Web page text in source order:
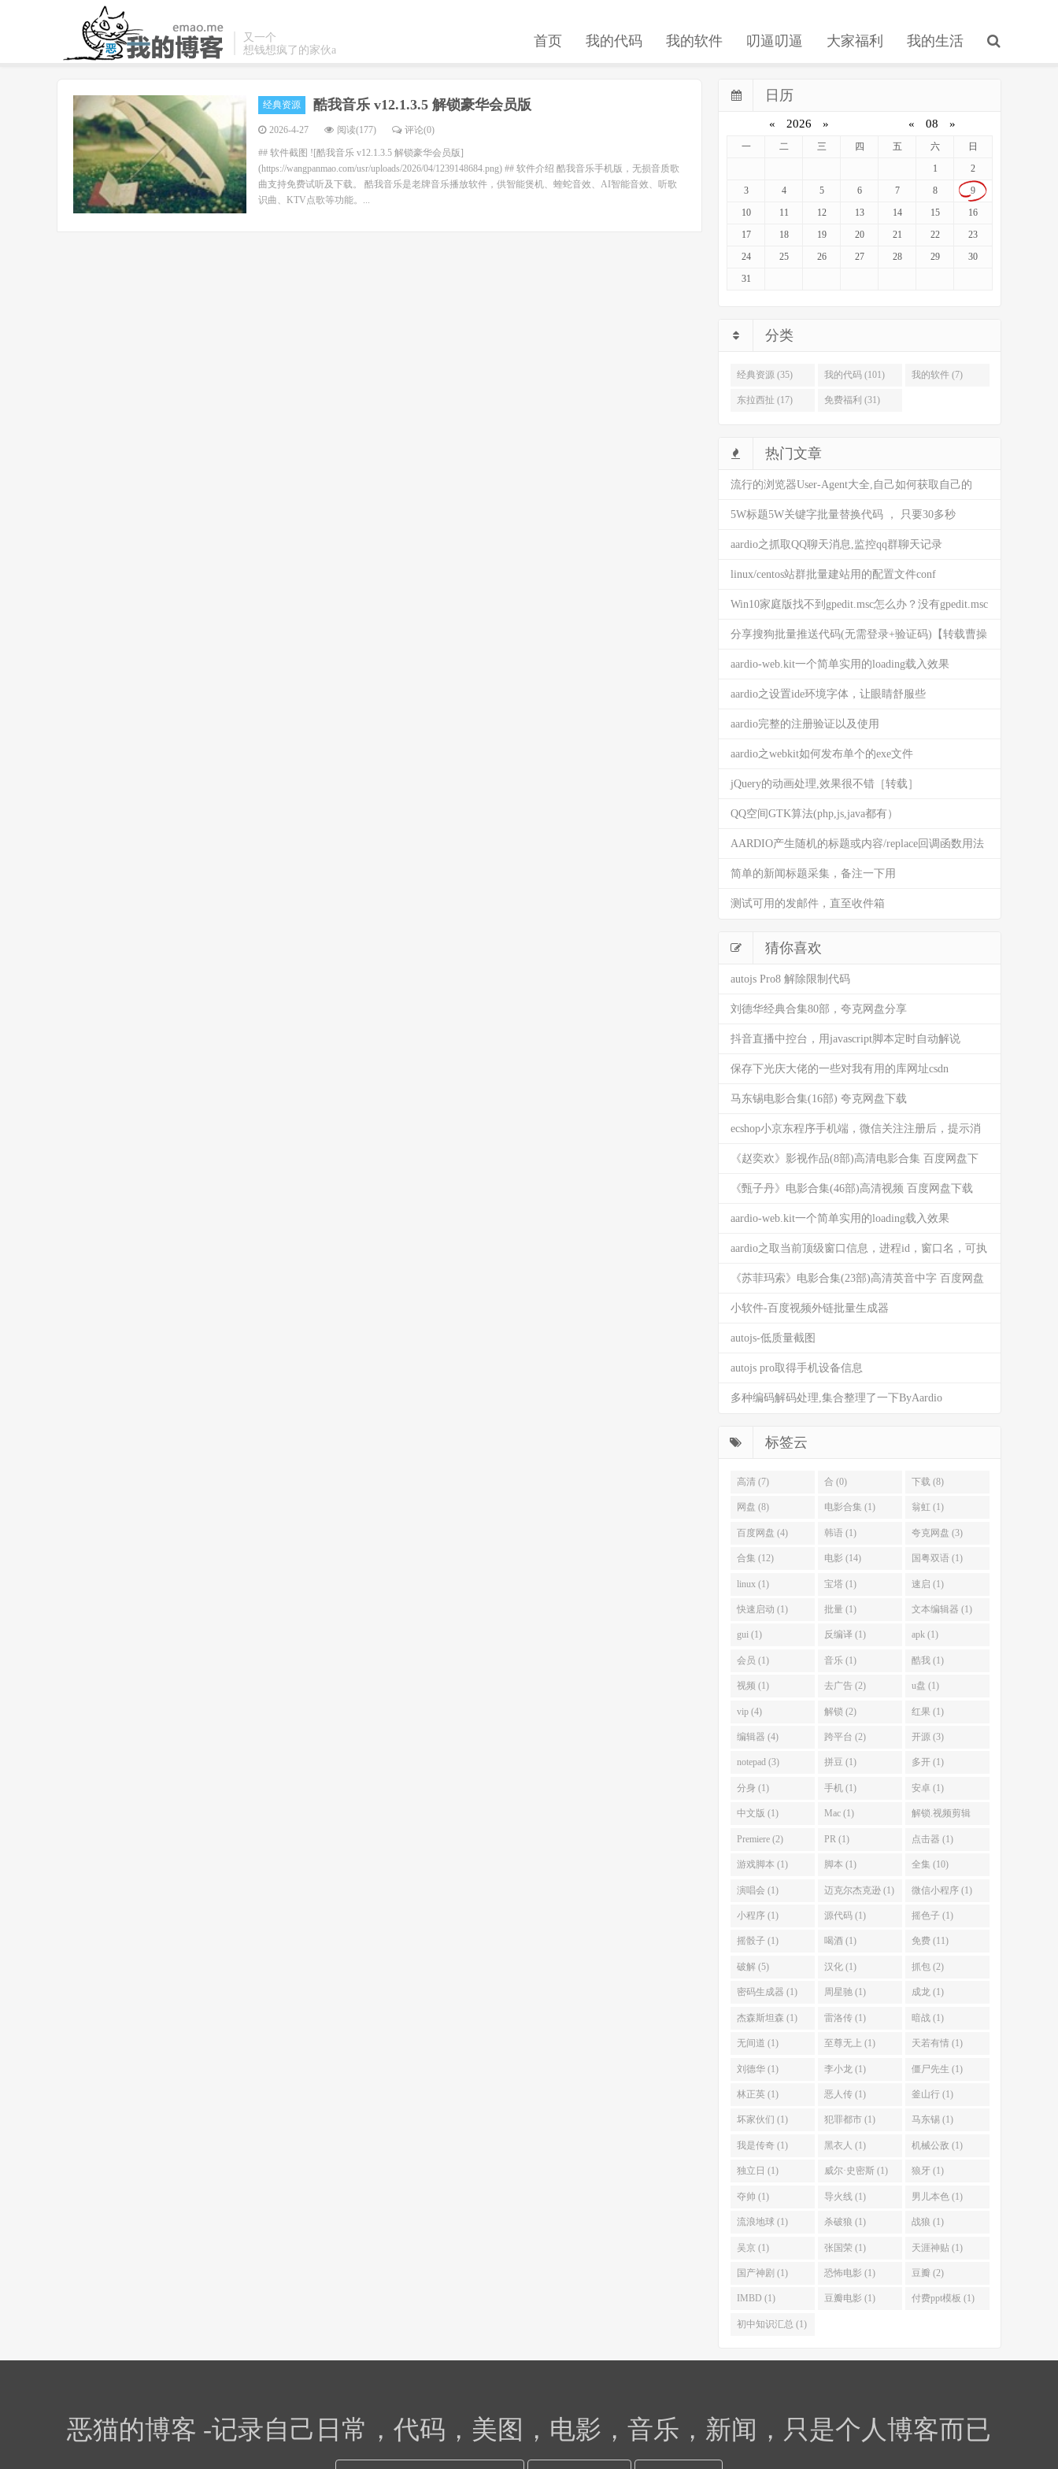
又一个
想钱想疯了的家伙a
首页 我的代码 我的软件 叨逼叨逼 大家福利 我的生活
经典资源 酷我音乐 v12.1.3.5 解锁豪华会员版
2026-4-27 阅读(177) 评论(0)
## 软件截图 ![酷我音乐 v12.1.3.5 解锁豪华会员版]
(https://wangpanmao.com/usr/uploads/2026/04/1239148684.png) ## 软件介绍 酷我音乐手机版，无损音质歌
曲支持免费试听及下载。 酷我音乐是老牌音乐播放软件，供智能煲机、蝰蛇音效、AI智能音效、听歌
识曲、KTV点歌等功能。...
日历
« 2026 » « 08 »
一 二 三 四 五 六
日
1
2
3
4 5 6 7 8
9
10
11 12 13 14 15
16
17
18 19 20 21 22
23
24
25 26 27 28 29
30
31
分类
经典资源 (35) 我的代码 (101) 我的软件 (7)
东拉西扯 (17) 免费福利 (31)
热门文章
流行的浏览器User-Agent大全,自己如何获取自己的
user-agent
5W标题5W关键字批量替换代码 ， 只要30多秒
(AARDIO代码)
aardio之抓取QQ聊天消息,监控qq群聊天记录
linux/centos站群批量建站用的配置文件conf
Win10家庭版找不到gpedit.msc怎么办？没有gpedit.msc
是什么情况？来这看看解决方法
分享搜狗批量推送代码(无需登录+验证码)【转载曹操
BG】
aardio-web.kit一个简单实用的loading载入效果
(HTML5)
aardio之设置ide环境字体，让眼睛舒服些
aardio完整的注册验证以及使用
aardio之webkit如何发布单个的exe文件
jQuery的动画处理,效果很不错［转载］
QQ空间GTK算法(php,js,java都有）
AARDIO产生随机的标题或内容/replace回调函数用法
简单的新闻标题采集，备注一下用
测试可用的发邮件，直至收件箱
猜你喜欢
autojs Pro8 解除限制代码
刘德华经典合集80部，夸克网盘分享
抖音直播中控台，用javascript脚本定时自动解说
保存下光庆大佬的一些对我有用的库网址csdn
马东锡电影合集(16部) 夸克网盘下载
ecshop小京东程序手机端，微信关注注册后，提示消
息里带用户微信昵称
《赵奕欢》影视作品(8部)高清电影合集 百度网盘下
载
《甄子丹》电影合集(46部)高清视频 百度网盘下载
aardio-web.kit一个简单实用的loading载入效果
(HTML5)
aardio之取当前顶级窗口信息，进程id，窗口名，可执
行文件名
《苏菲玛索》电影合集(23部)高清英音中字 百度网盘
下载
小软件-百度视频外链批量生成器
autojs-低质量截图
autojs pro取得手机设备信息
多种编码解码处理,集合整理了一下ByAardio
标签云
高清 (7) 合 (0) 下载 (8)
网盘 (8) 电影合集 (1) 翁虹 (1)
百度网盘 (4) 韩语 (1) 夸克网盘 (3)
合集 (12) 电影 (14) 国粤双语 (1)
linux (1) 宝塔 (1) 速启 (1)
快速启动 (1) 批量 (1) 文本编辑器 (1)
gui (1) 反编译 (1) apk (1)
会员 (1) 音乐 (1) 酷我 (1)
视频 (1) 去广告 (2) u盘 (1)
vip (4) 解锁 (2) 红果 (1)
编辑器 (4) 跨平台 (2) 开源 (3)
notepad (3) 拼豆 (1) 多开 (1)
分身 (1) 手机 (1) 安卓 (1)
中文版 (1) Mac (1) 解锁.视频剪辑
(1)
Premiere (2) PR (1) 点击器 (1)
游戏脚本 (1) 脚本 (1) 全集 (10)
演唱会 (1) 迈克尔杰克逊 (1) 微信小程序 (1)
小程序 (1) 源代码 (1) 摇色子 (1)
摇骰子 (1) 喝酒 (1) 免费 (11)
破解 (5) 汉化 (1) 抓包 (2)
密码生成器 (1) 周星驰 (1) 成龙 (1)
杰森斯坦森 (1) 雷洛传 (1) 暗战 (1)
无间道 (1) 至尊无上 (1) 天若有情 (1)
刘德华 (1) 李小龙 (1) 僵尸先生 (1)
林正英 (1) 恶人传 (1) 釜山行 (1)
坏家伙们 (1) 犯罪都市 (1) 马东锡 (1)
我是传奇 (1) 黑衣人 (1) 机械公敌 (1)
独立日 (1) 威尔·史密斯 (1) 狼牙 (1)
夺帅 (1) 导火线 (1) 男儿本色 (1)
流浪地球 (1) 杀破狼 (1) 战狼 (1)
吴京 (1) 张国荣 (1) 天涯神贴 (1)
国产神剧 (1) 恐怖电影 (1) 豆瓣 (2)
IMBD (1) 豆瓣电影 (1) 付费ppt模板 (1)
初中知识汇总 (1)
恶猫的博客 -记录自己日常，代码，美图，电影，音乐，新闻，只是个人博客而已